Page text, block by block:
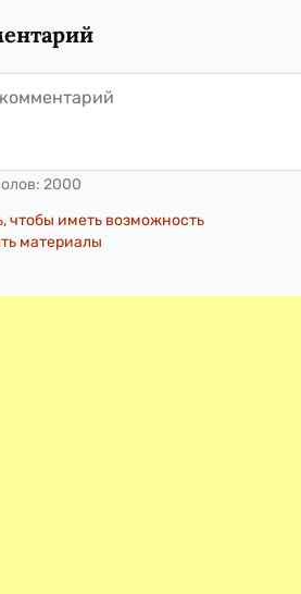
2000
чтобы иметь возможность
материалы